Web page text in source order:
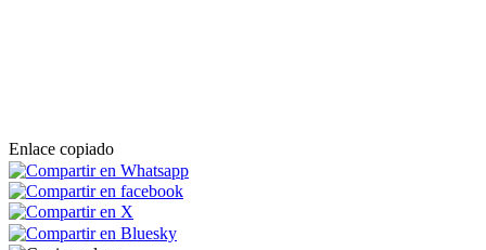
Enlace copiado